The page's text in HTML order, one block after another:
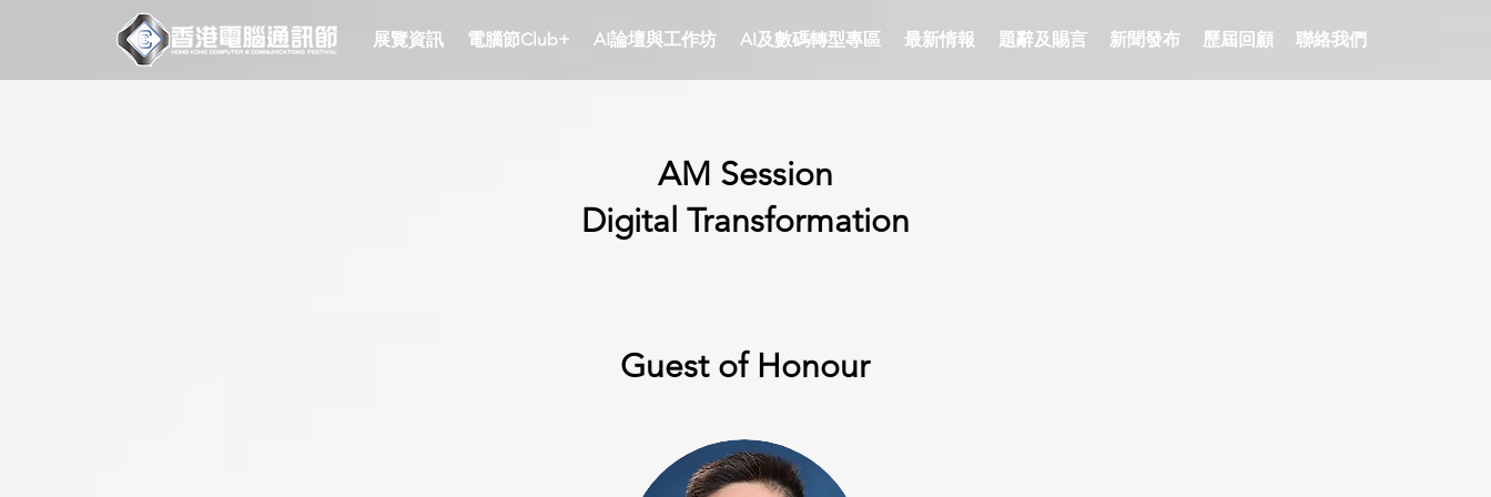
展覽資訊 電腦節Club+ AI論壇與工作坊 AI及數碼轉型專區 最新情報 題辭及賜言 新聞發布 歷屆回顧 聯絡我們
AM Session
Digital Transformation
Guest of Honour